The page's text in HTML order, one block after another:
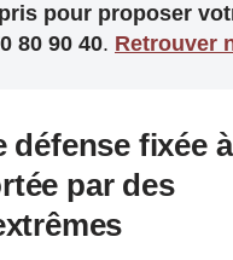
pour proposer
80 90 40. Retrouver
défense fixée
par des